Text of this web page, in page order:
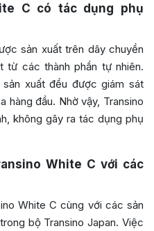
C có tác dụng phụ
sản xuất trên dây chuyền
từ các thành phần tự nhiên.
xuất đều được giám sát
hàng đầu. Nhờ vậy, Transino
không gây ra tác dụng phụ
White C với các
White C cùng với các sản
bộ Transino Japan. Việc